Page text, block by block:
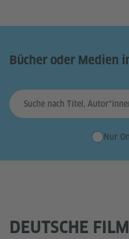
Bücher oder Medien
Sucheingabe
Nur
DEUTSCHE